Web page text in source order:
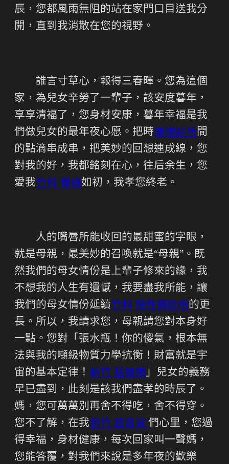
辰，您都風雨無阻的站在家門口目送我分
開，直到我消散在您的視野。
誰言寸草心，報得三春暉。您為這個
家，為兒女辛勞了一輩子，該安度暮年，
享享清福了，您身材安康，暮年幸福是我
們做兒女的最年夜心愿。把時康德診所間
的點滴串成串，把美妙的回想連成線，您
對我的好，我都銘刻在心，往后余生，您
愛我竹科 健檢如初，我孝您終老。
人的嘴唇所能收回的最甜蜜的字眼，
就是母親，最美妙的召喚就是“母親”。既
然我們的母女情份是上輩子修來的緣，我
不想我的人生有遺憾，我要盡我所能，讓
我們的母女情份延續竹科 慢性病診所的更
長。所以，我請求您，母親請您對本身好
一點。您對「張水瓶！你的傻氣，根本無
法與我的噸級物質力學抗衡！財富就是宇
宙的基本定律！ 新竹 猛健樂」兒女的義務
早已盡到，此刻是該我們盡孝的時辰了。
媽，您可萬萬別再舍不得吃，舍不得穿。
您不了解，在我新竹 超音波 們心里，您過
得幸福，身材健康，每次回家叫一聲媽，
您能答覆，對我們來說是多年夜的歡樂